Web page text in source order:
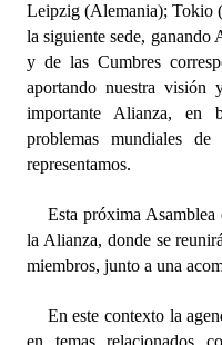
Ciudadano Ilustre -
Banca del Vecino -
Huéspedes de Honor -
Bariloche, Municipio
REFORMA DE LA CARTA
Leipzig (Alemania); Tokio
la siguiente sede, ganando
y de las Cumbres
aportando nuestra visión
importante Alianza, en
problemas mundiales
representamos.
Esta próxima
la Alianza, donde se
miembros, junto a una
En este contexto la
en temas relacionados